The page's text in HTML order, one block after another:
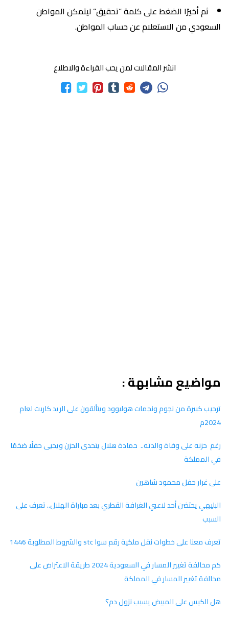
ثم أخيرًا الضغط على كلمة “تحقيق” ليتمكن المواطن
السعودي من الاستعلام عن حساب المواطن.
انشر المقالات لمن يحب القراءة والاطلاع
مواضيع مشابهة :
ترحيب كبيرة من نجوم ونجمات هوليوود ويتألقون على الريد كاربت لعام
2024م
رغم حزنه على وفاة والدته.. حمادة هلال يتحدى الحزن ويحيى حفلًا ضخمًا
في المملكة
على غرار حفل محمود شاهين
البليهي يحتضن أحد لاعبي الغرافة القطري بعد مباراة الهلال.. تعرف على
السبب
تعرف معنا على خطوات نقل ملكية رقم سوا stc والشروط المطلوبة 1446
كم مخالفة تغيير المسار في السعودية 2024 طريقة الاعتراض على
مخالفة تغيير المسار في المملكة
هل الكيس على المبيض يسبب نزول دم؟